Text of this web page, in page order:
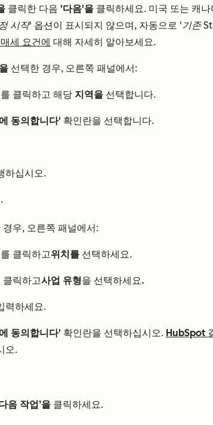
클릭한 다음 '다음'을 클릭하세요. 미국 또는 캐
시작' 옵션이 표시되지 않으며, 자동으로 '기존
세 요건에 대해 자세히 알아보세요.
선택한 경우, 오른쪽 패널에서:
클릭하고 해당 지역을 선택합니다.
동의합니다' 확인란을 선택합니다.
하십시오.
경우, 오른쪽 패널에서:
클릭하고위치를 선택하세요.
클릭하고사업 유형을 선택하세요.
력하세요.
동의합니다' 확인란을 선택하십시오. HubSpot
오.
음 작업’을 클릭하세요.